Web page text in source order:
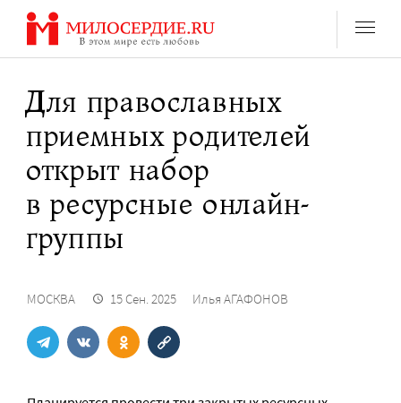
Перейти
содержанию
Для православных
приемных родителей
открыт набор
в ресурсные онлайн-
группы
МОСКВА 15 Сен. 2025 Илья АГАФОНОВ